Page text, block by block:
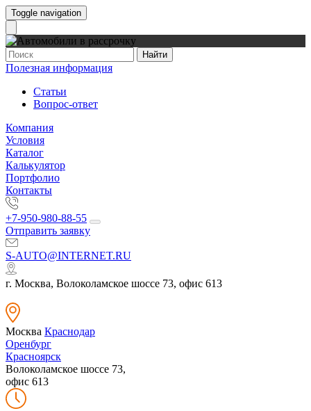
Toggle navigation
Найти
Полезная информация
Статьи
Вопрос-ответ
Компания
Условия
Каталог
Калькулятор
Портфолио
Контакты
+7-950-980-88-55
Отправить заявку
S-AUTO@INTERNET.RU
г. Москва, Волоколамское шоссе 73, офис 613
Москва Краснодар
Оренбург
Красноярск
Волоколамское шоссе 73,
офис 613